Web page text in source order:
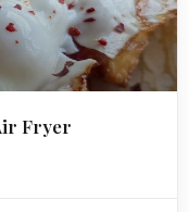
Fryer